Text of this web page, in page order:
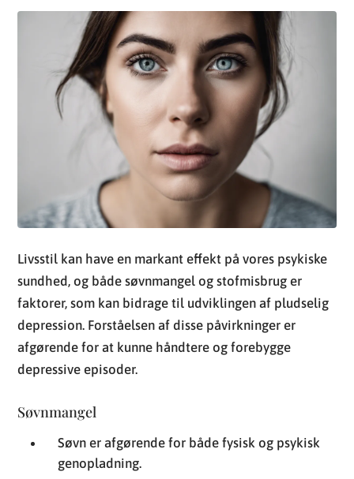
Livsstil kan have en markant effekt på vores psykiske
sundhed, og både søvnmangel og stofmisbrug er
faktorer, som kan bidrage til udviklingen af pludselig
depression. Forståelsen af disse påvirkninger er
afgørende for at kunne håndtere og forebygge
depressive episoder.
Søvnmangel
Søvn er afgørende for både fysisk og psykisk
genopladning.